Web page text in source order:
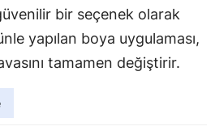
bir seçenek olarak
yapılan boya uygulaması,
tamamen değiştirir.